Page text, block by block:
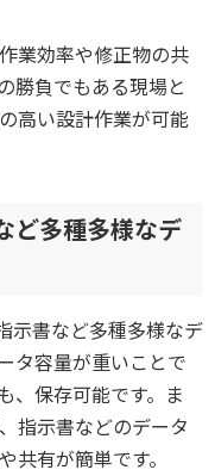
業効率や修正物の共
勝負でもある現場と
高い設計作業が可能
ど多種多様なデ
示書など多種多様なデ
タ容量が重いことで
、保存可能です。ま
指示書などのデータ
共有が簡単です。